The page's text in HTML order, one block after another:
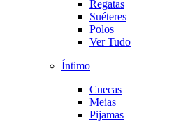
Regatas
Suéteres
Polos
Ver Tudo
Íntimo
Cuecas
Meias
Pijamas